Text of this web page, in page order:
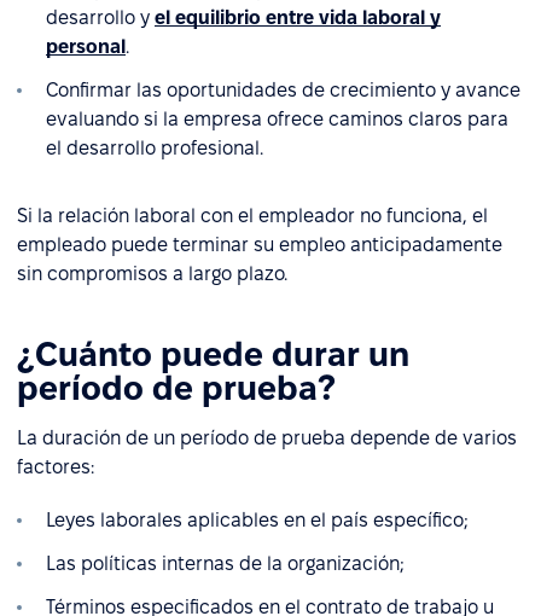
desarrollo y el equilibrio entre vida laboral y
personal.
Confirmar las oportunidades de crecimiento y avance
evaluando si la empresa ofrece caminos claros para
el desarrollo profesional.
Si la relación laboral con el empleador no funciona, el
empleado puede terminar su empleo anticipadamente
sin compromisos a largo plazo.
¿Cuánto puede durar un
período de prueba?
La duración de un período de prueba depende de varios
factores:
Leyes laborales aplicables en el país específico;
Las políticas internas de la organización;
Términos especificados en el contrato de trabajo u